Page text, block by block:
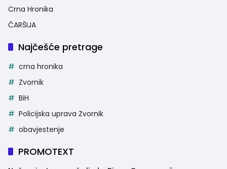
Crna Hronika
ČARŠIJA
Najčešće pretrage
crna hronika
Zvornik
BiH
Policijska uprava Zvornik
obavjestenje
PROMOTEXT